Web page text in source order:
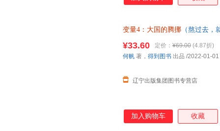
过本书了解当前经济趋势，投
题。 你会得到什么? 1.一份对
下，怎么规划孩子的人生道路?
变量4：大国的腾挪 （熬过去
¥33.60 定价： ¥69.00 (4.87折)
辽宁出版集团图书专营店
何帆 著， 得到图书 出品 /2022-01-01
加入购物车 收藏